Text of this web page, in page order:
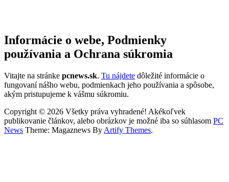
Informácie o webe, Podmienky
používania a Ochrana súkromia
Vitajte na stránke pcnews.sk. Tu nájdete dôležité informácie o
fungovaní nášho webu, podmienkach jeho používania a spôsobe,
akým pristupujeme k vášmu súkromiu.
Copyright © 2026 Všetky práva vyhradené! Akékoľvek
publikovanie článkov, alebo obrázkov je možné iba so súhlasom PC
News Theme: Magaznews By Artify Themes.